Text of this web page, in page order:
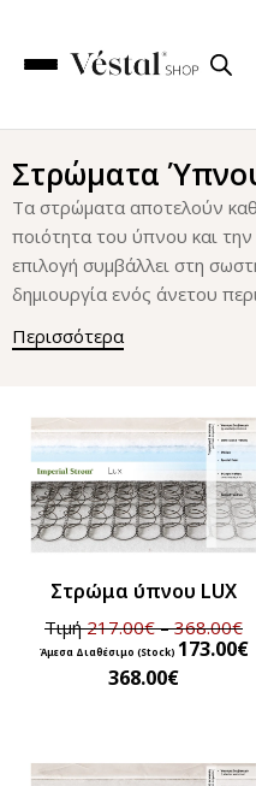
Στρώματα
Τα στρώματα αποτελούν
ποιότητα του ύπνου και
επιλογή συμβάλλει στη
δημιουργία ενός άνετου
Περισσότερα
Στρώμα ύπνου LUX
Τιμή217.00€ –368.00€
173.00€
368.00€